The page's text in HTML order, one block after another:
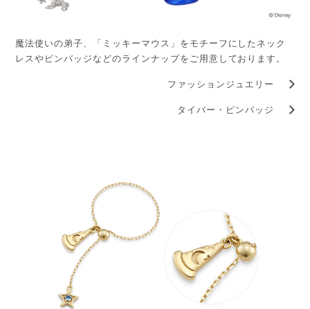
魔法使いの弟子、「ミッキーマウス」をモチーフにしたネック
レスやピンバッジなどのラインナップをご用意しております。
ファッションジュエリー
タイバー・ピンバッジ